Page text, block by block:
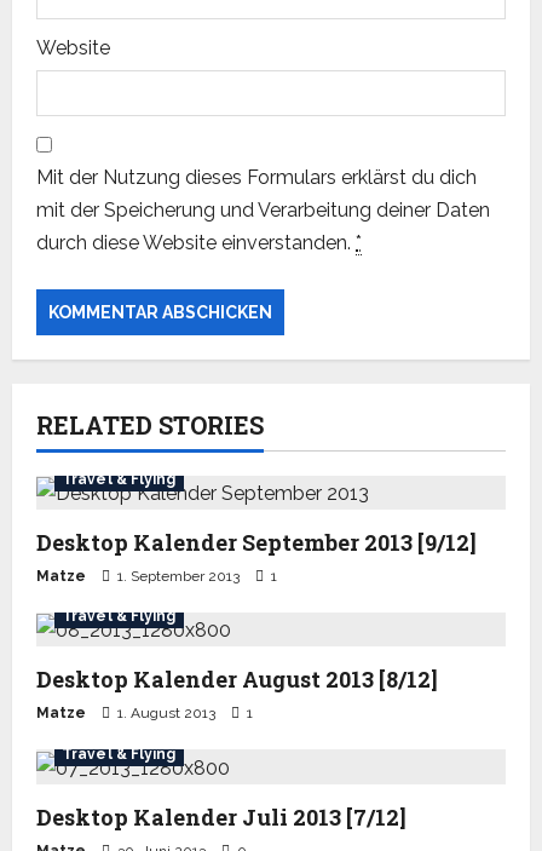
Website
Mit der Nutzung dieses Formulars erklärst du dich
mit der Speicherung und Verarbeitung deiner Daten
durch diese Website einverstanden. *
RELATED STORIES
Travel & Flying
Desktop Kalender September 2013 [9/12]
Matze 1. September 2013 1
Travel & Flying
Desktop Kalender August 2013 [8/12]
Matze 1. August 2013 1
Travel & Flying
Desktop Kalender Juli 2013 [7/12]